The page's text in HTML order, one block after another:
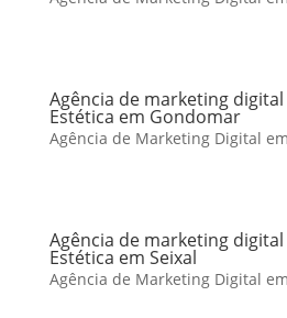
Agência de marketing
Estética em Gondomar
Agência de Marketing Digital
Agência de marketing
Estética em Seixal
Agência de Marketing Digital